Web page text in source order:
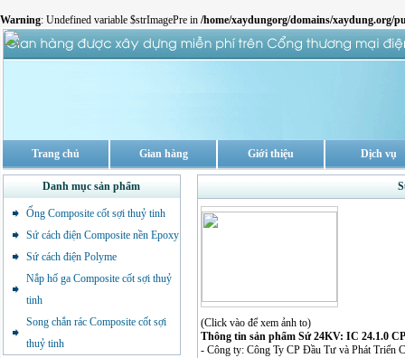
Warning: Undefined variable $strImagePre in /home/xaydungorg/domains/xaydung.org/
Trang chủ Gian hàng Giới thiệu Dịch vụ
Danh mục sản phẩm
Ống Composite cốt sợi thuỷ tinh
Sứ cách điện Composite nền Epoxy
Sứ cách điện Polyme
Nắp hố ga Composite cốt sợi thuỷ
tinh
Song chắn rác Composite cốt sợi
thuỷ tinh
(Click vào để xem ảnh to)
Thông tin sản phẩm Sứ 24KV: IC 24.1.0
- Công ty: Công Ty CP Đầu Tư và Phát Triển